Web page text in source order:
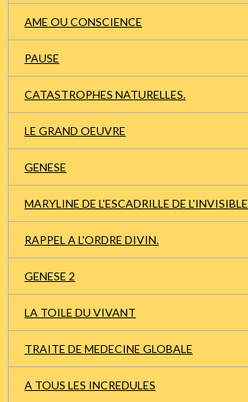
AME OU CONSCIENCE
PAUSE
CATASTROPHES NATURELLES.
LE GRAND OEUVRE
GENESE
MARYLINE DE L'ESCADRILLE DE L'INVISIBLE
RAPPEL A L'ORDRE DIVIN.
GENESE 2
LA TOILE DU VIVANT
TRAITE DE MEDECINE GLOBALE
A TOUS LES INCREDULES